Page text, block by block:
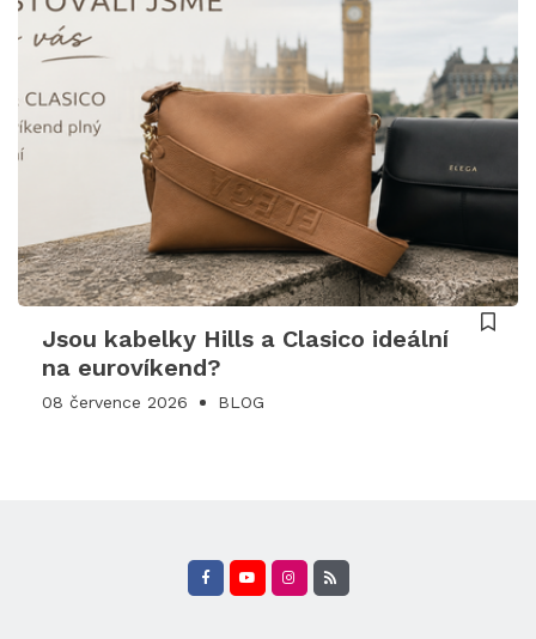
Jsou kabelky Hills a Clasico ideální
na eurovíkend?
08 července 2026 BLOG